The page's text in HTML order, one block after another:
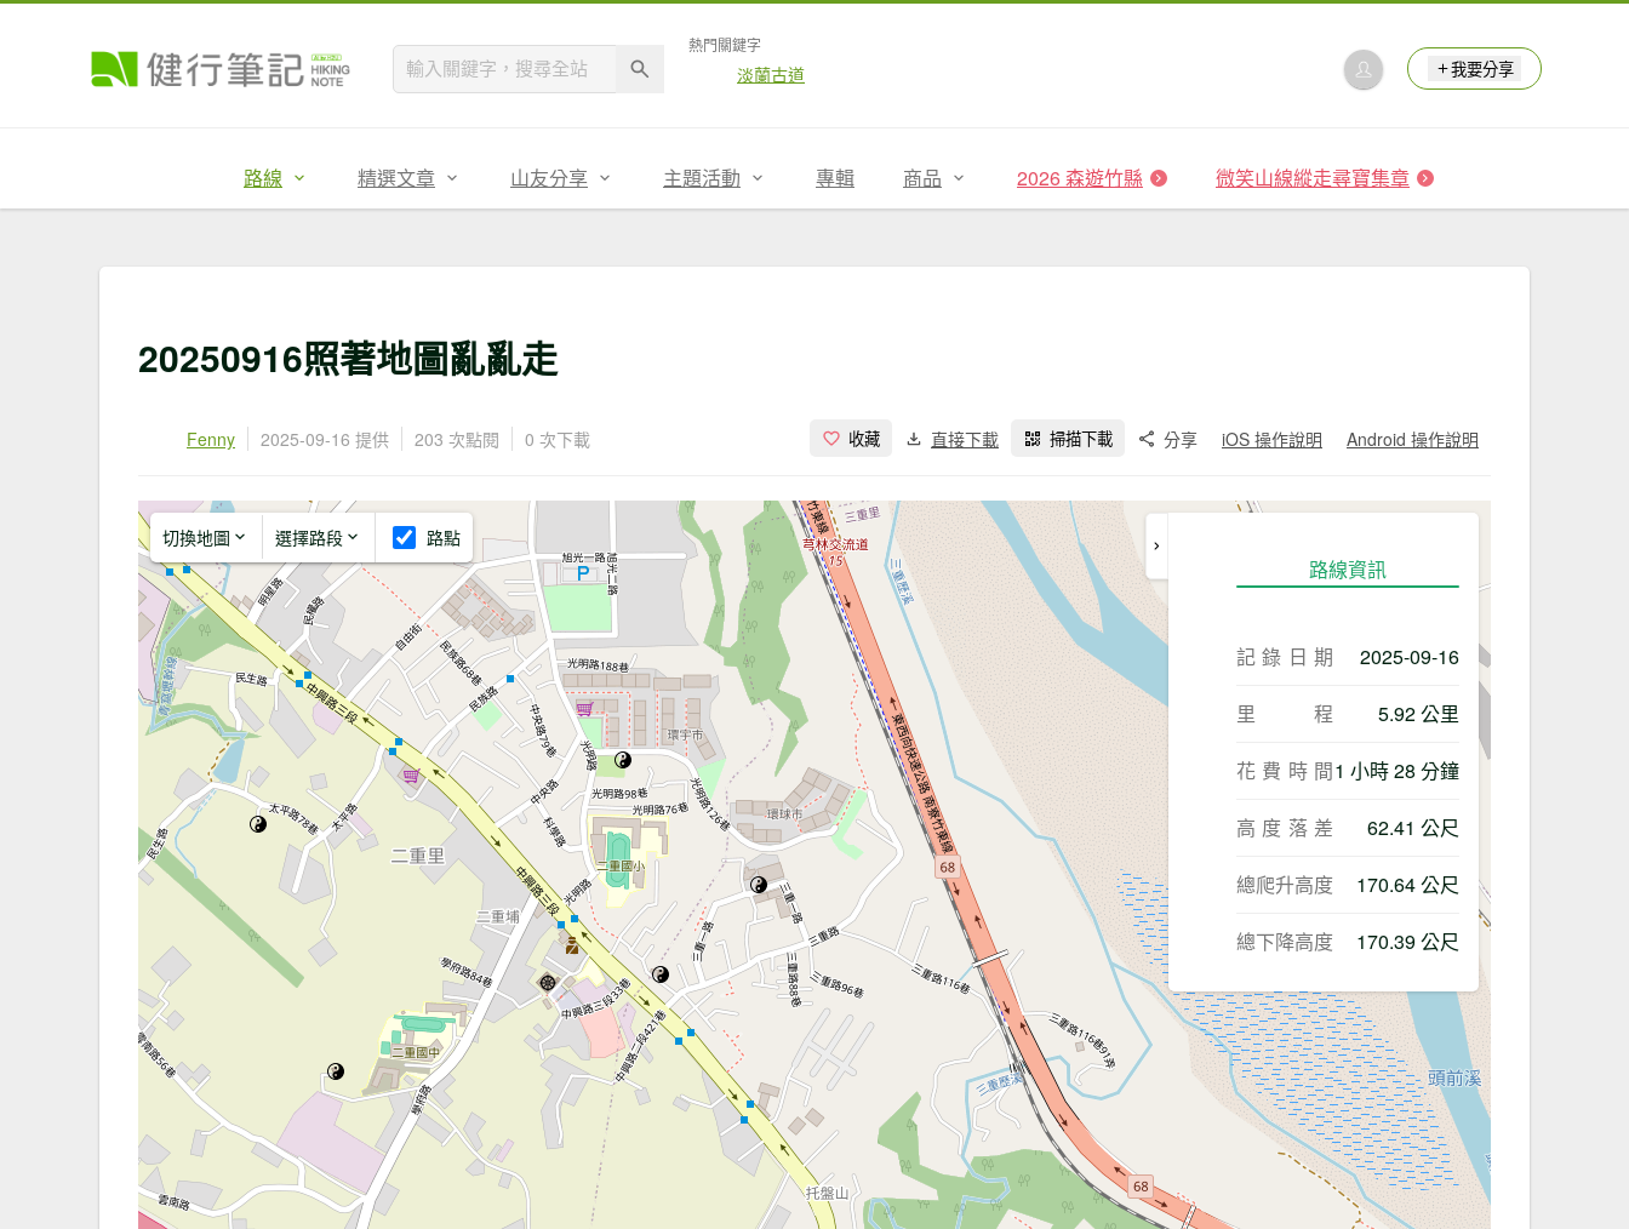
熱門關鍵字
淡蘭古道 我要分享
路線 精選文章 山友分享 主題活動 專輯 商品 2026 森遊竹縣 微笑山線縱走尋寶集章
20250916照著地圖亂亂走
Fenny 2025-09-16 提供 203 次點閱 0 次下載 收藏 直接下載 掃描下載 分享 iOS 操作說明 Android 操作說明
切換地圖 選擇路段 路點
路線資訊
記錄日期 2025-09-16
里程 5.92 公里
花費時間1 小時 28 分鐘
高度落差 62.41 公尺
總爬升高度 170.64 公尺
總下降高度 170.39 公尺